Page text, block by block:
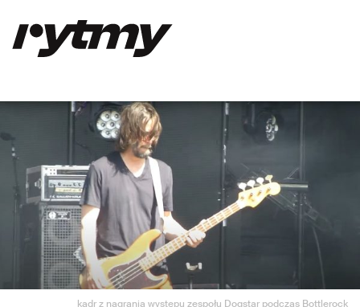
kadr z nagrania występu zespołu Dogstar podczas Bottlerock